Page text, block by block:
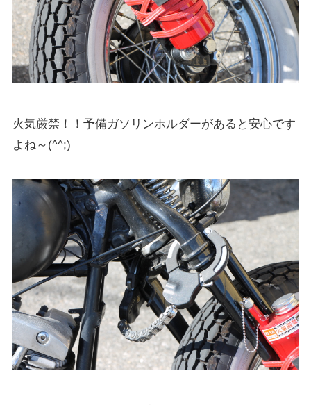
火気厳禁！！予備ガソリンホルダーがあると安心です
よね～(^^;)